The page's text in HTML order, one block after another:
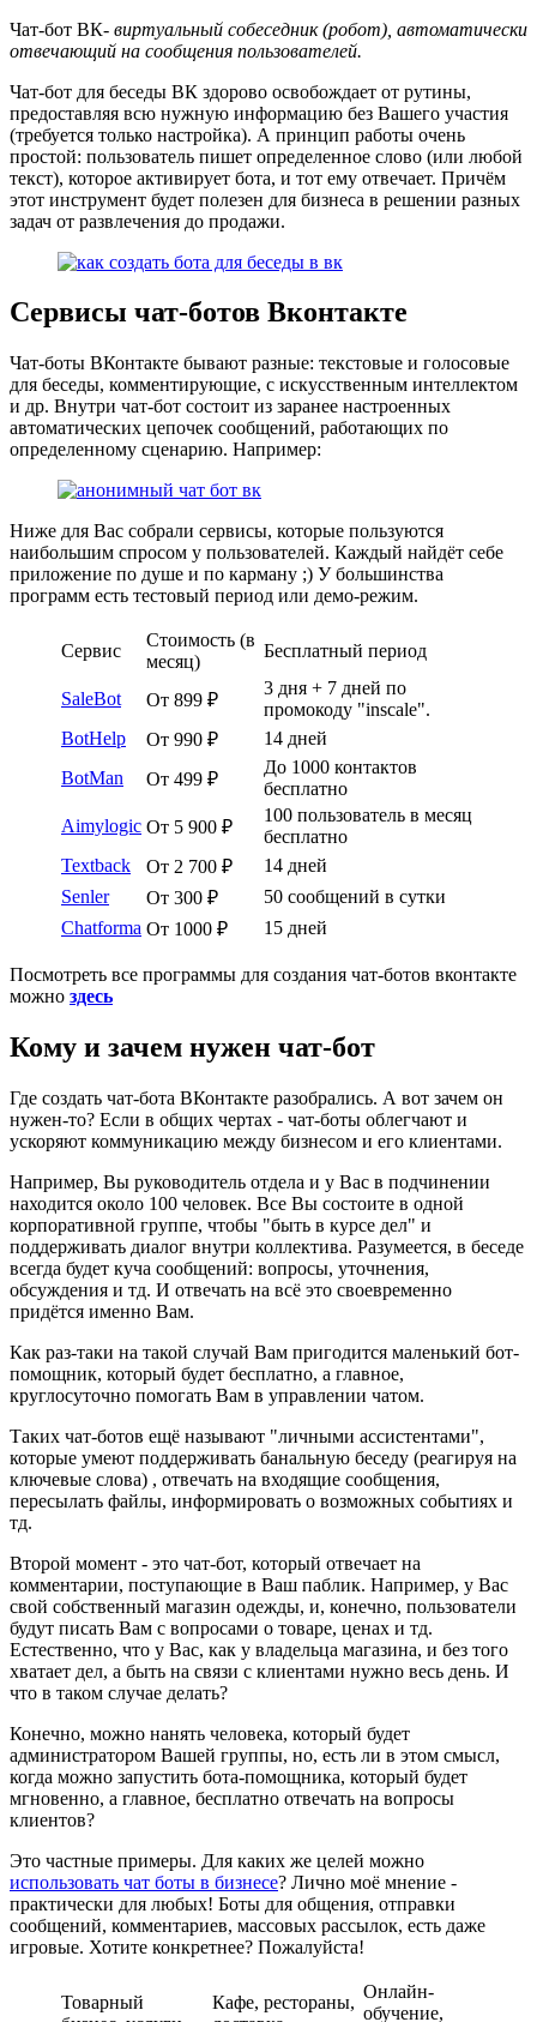
Чат-бот ВК- виртуальный собеседник (робот), автоматически
отвечающий на сообщения пользователей.
Чат-бот для беседы ВК здорово освобождает от рутины,
предоставляя всю нужную информацию без Вашего участия
(требуется только настройка). А принцип работы очень
простой: пользователь пишет определенное слово (или любой
текст), которое активирует бота, и тот ему отвечает. Причём
этот инструмент будет полезен для бизнеса в решении разных
задач от развлечения до продажи.
Сервисы чат-ботов Вконтакте
Чат-боты ВКонтакте бывают разные: текстовые и голосовые
для беседы, комментирующие, с искусственным интеллектом
и др. Внутри чат-бот состоит из заранее настроенных
автоматических цепочек сообщений, работающих по
определенному сценарию. Например:
Ниже для Вас собрали сервисы, которые пользуются
наибольшим спросом у пользователей. Каждый найдёт себе
приложение по душе и по карману ;) У большинства
программ есть тестовый период или демо-режим.
Сервис
Стоимость (в
месяц)
Бесплатный период
SaleBot От 899 ₽
3 дня + 7 дней по
промокоду "inscale".
BotHelp
От 990 ₽
14 дней
BotMan
От 499 ₽
До 1000 контактов
бесплатно
Aimylogic От 5 900 ₽
100 пользователь в месяц
бесплатно
Textback
От 2 700 ₽
14 дней
Senler
От 300 ₽
50 сообщений в сутки
Chatforma От 1000 ₽ 15 дней
Посмотреть все программы для создания чат-ботов вконтакте
можно здесь
Кому и зачем нужен чат-бот
Где создать чат-бота ВКонтакте разобрались. А вот зачем он
нужен-то? Если в общих чертах - чат-боты облегчают и
ускоряют коммуникацию между бизнесом и его клиентами.
Например, Вы руководитель отдела и у Вас в подчинении
находится около 100 человек. Все Вы состоите в одной
корпоративной группе, чтобы "быть в курсе дел" и
поддерживать диалог внутри коллектива. Разумеется, в беседе
всегда будет куча сообщений: вопросы, уточнения,
обсуждения и тд. И отвечать на всё это своевременно
придётся именно Вам.
Как раз-таки на такой случай Вам пригодится маленький бот-
помощник, который будет бесплатно, а главное,
круглосуточно помогать Вам в управлении чатом.
Таких чат-ботов ещё называют "личными ассистентами",
которые умеют поддерживать банальную беседу (реагируя на
ключевые слова) , отвечать на входящие сообщения,
пересылать файлы, информировать о возможных событиях и
тд.
Второй момент - это чат-бот, который отвечает на
комментарии, поступающие в Ваш паблик. Например, у Вас
свой собственный магазин одежды, и, конечно, пользователи
будут писать Вам с вопросами о товаре, ценах и тд.
Естественно, что у Вас, как у владельца магазина, и без того
хватает дел, а быть на связи с клиентами нужно весь день. И
что в таком случае делать?
Конечно, можно нанять человека, который будет
администратором Вашей группы, но, есть ли в этом смысл,
когда можно запустить бота-помощника, который будет
мгновенно, а главное, бесплатно отвечать на вопросы
клиентов?
Это частные примеры. Для каких же целей можно
использовать чат боты в бизнесе? Лично моё мнение -
практически для любых! Боты для общения, отправки
сообщений, комментариев, массовых рассылок, есть даже
игровые. Хотите конкретнее? Пожалуйста!
Товарный
Кафе, рестораны,
Онлайн-
обучение,